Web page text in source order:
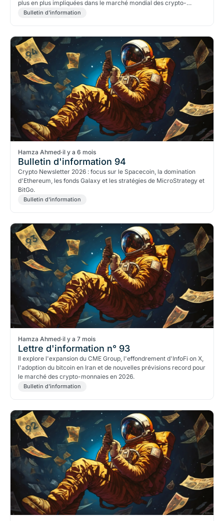
plus en plus impliquées dans le marché mondial des crypto-
monnaies.
Bulletin d'information
Hamza Ahmed·il y a 6 mois
Bulletin d'information 94
Crypto Newsletter 2026 : focus sur le Spacecoin, la domination
d'Ethereum, les fonds Galaxy et les stratégies de MicroStrategy et
BitGo.
Bulletin d'information
Hamza Ahmed·il y a 7 mois
Lettre d'information n° 93
Il explore l'expansion du CME Group, l'effondrement d'InfoFi on X,
l'adoption du bitcoin en Iran et de nouvelles prévisions record pour
le marché des crypto-monnaies en 2026.
Bulletin d'information